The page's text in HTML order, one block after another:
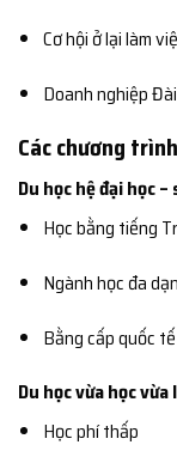
Cơ hội ở lại làm
Doanh nghiệp
Các chương
Du học hệ đại học
Học bằng tiếng
Ngành học đa
Bằng cấp quốc tế
Du học vừa học vừa
Học phí thấp